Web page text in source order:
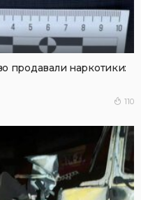
продавали наркотики:
110